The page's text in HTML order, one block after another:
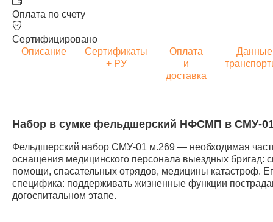
Оплата по счету
Сертифицировано
Описание
Сертификаты
+ РУ
Оплата
и
доставка
Набор в сумке фельдшерский НФСМП в СМУ-
Фельдшерский набор СМУ-01 м.269 — необходимая
оснащения медицинского персонала выездных бригад:
помощи, спасательных отрядов, медицины катастроф.
специфика: поддерживать жизненные функции
догоспитальном этапе.